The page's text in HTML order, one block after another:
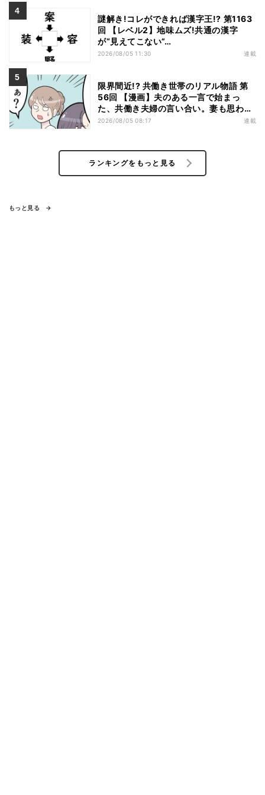
謎解き!コレができれば漢字王!? 第1163
回 【レベル2】地味ムズ!共通の漢字
が“見えてこない”…
2026/08/05 11:30 連載
限界間近!? 共働き世帯のリアル物語 第
56回 【漫画】夫のある一言で始まっ
た、共働き夫婦の言い合い。妻も思わ
ず…
2026/08/05 08:17 連載
ランキングをもっと見る
もっと見る